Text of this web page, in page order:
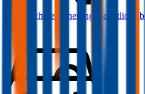
Haftpflichtversicherung monatlich ab